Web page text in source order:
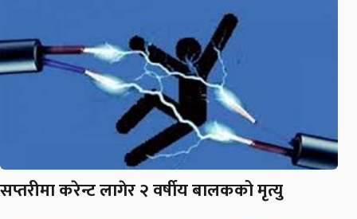
सप्तरीमा करेन्ट लागेर २ वर्षीय बालकको मृत्यु